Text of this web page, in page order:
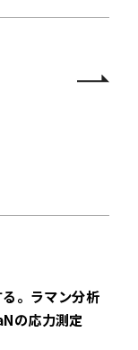
。ラマン分析
の応力測定